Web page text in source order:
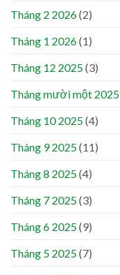
Tháng 2 2026(2)
Tháng 1 2026(1)
Tháng 12 2025(3)
Tháng mười một 2025
Tháng 10 2025(4)
Tháng 9 2025(11)
Tháng 8 2025(4)
Tháng 7 2025(3)
Tháng 6 2025(9)
Tháng 5 2025(7)